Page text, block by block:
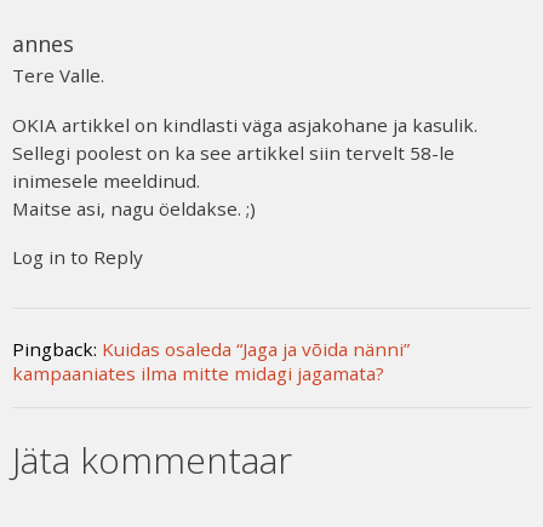
annes
Tere Valle.
OKIA artikkel on kindlasti väga asjakohane ja kasulik.
Sellegi poolest on ka see artikkel siin tervelt 58-le
inimesele meeldinud.
Maitse asi, nagu öeldakse. ;)
Log in to Reply
Pingback: Kuidas osaleda “Jaga ja võida nänni”
kampaaniates ilma mitte midagi jagamata?
Jäta kommentaar